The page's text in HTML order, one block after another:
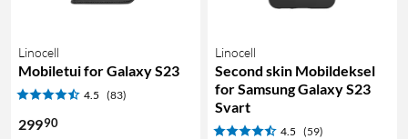
Linocell
Mobiletui for Galaxy S23
4.5 (83)
29990
Linocell
Second skin Mobildeksel
for Samsung Galaxy S23
Svart
4.5 (59)